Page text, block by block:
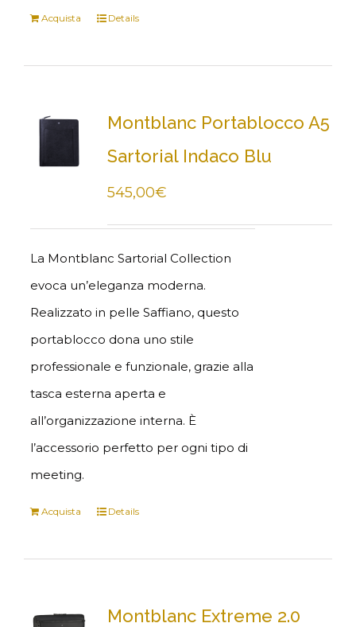
Acquista Details
Montblanc Portablocco A5
Sartorial Indaco Blu
545,00€
La Montblanc Sartorial Collection
evoca un’eleganza moderna.
Realizzato in pelle Saffiano, questo
portablocco dona uno stile
professionale e funzionale, grazie alla
tasca esterna aperta e
all’organizzazione interna. È
l’accessorio perfetto per ogni tipo di
meeting.
Acquista Details
Montblanc Extreme 2.0